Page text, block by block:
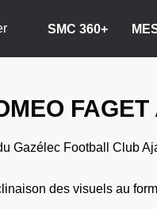
SMC 360+
Gazélec Football Club
des visuels au